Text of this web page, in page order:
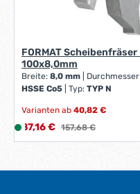
FORMAT Scheibenfräser
100x8,0mm
Breite:8,0 mm
HSSE Co5
Typ:TYP N
Varianten ab 40,82 €
Verkaufspreis:
L
i
f
87,16 € Regulärer Preis:
157,68 €